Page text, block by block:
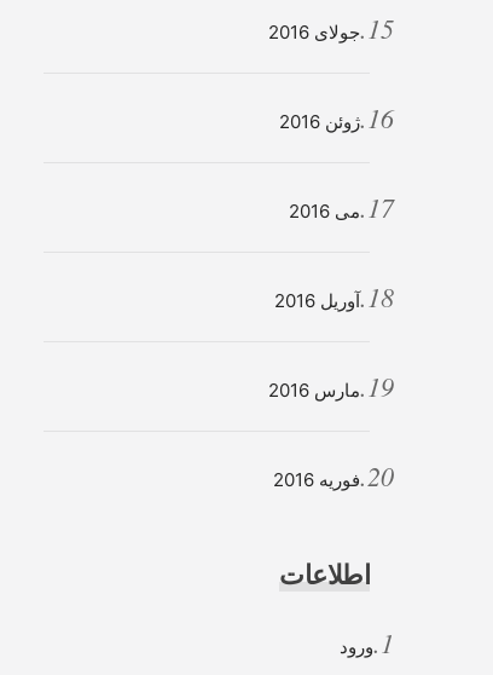
جولای 2016
ژوئن 2016
می 2016
آوریل 2016
مارس 2016
فوریه 2016
اطلاعات
ورود